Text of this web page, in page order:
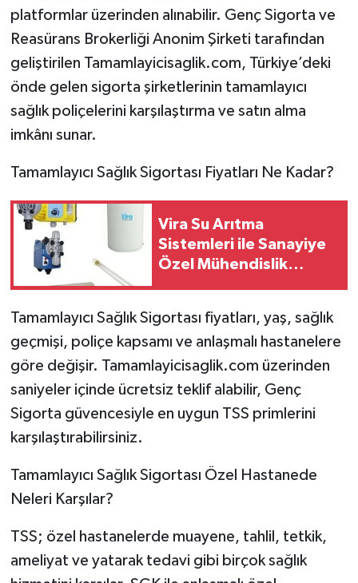
platformlar üzerinden alınabilir. Genç Sigorta ve
Reasürans Brokerliği Anonim Şirketi tarafından
geliştirilen Tamamlayicisaglik.com, Türkiye’deki
önde gelen sigorta şirketlerinin tamamlayıcı
sağlık poliçelerini karşılaştırma ve satın alma
imkânı sunar.
Tamamlayıcı Sağlık Sigortası Fiyatları Ne Kadar?
Vira Su Arıtma
Sistemleri ile Sanayiye
Özel Mühendislik
Tamamlayıcı Sağlık Sigortası fiyatları, yaş, sağlık
geçmişi, poliçe kapsamı ve anlaşmalı hastanelere
göre değişir. Tamamlayicisaglik.com üzerinden
saniyeler içinde ücretsiz teklif alabilir, Genç
Sigorta güvencesiyle en uygun TSS primlerini
karşılaştırabilirsiniz.
Tamamlayıcı Sağlık Sigortası Özel Hastanede
Neleri Karşılar?
TSS; özel hastanelerde muayene, tahlil, tetkik,
ameliyat ve yatarak tedavi gibi birçok sağlık